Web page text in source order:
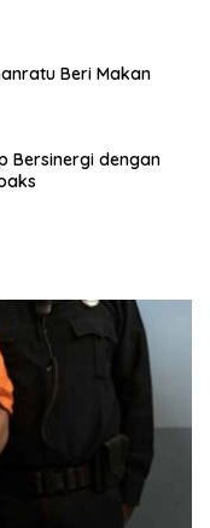
Beri Makan
Bersinergi dengan